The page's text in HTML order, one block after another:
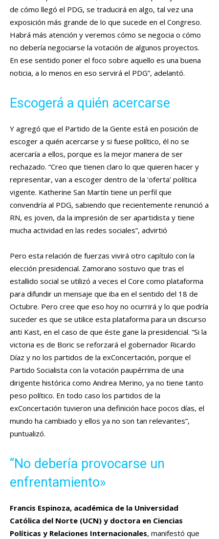
de cómo llegó el PDG, se traducirá en algo, tal vez una
exposición más grande de lo que sucede en el Congreso.
Habrá más atención y veremos cómo se negocia o cómo
no debería negociarse la votación de algunos proyectos.
En ese sentido poner el foco sobre aquello es una buena
noticia, a lo menos en eso servirá el PDG”, adelantó.
Escogerá a quién acercarse
Y agregó que el Partido de la Gente está en posición de
escoger a quién acercarse y si fuese político, él no se
acercaría a ellos, porque es la mejor manera de ser
rechazado. “Creo que tienen claro lo que quieren hacer y
representar, van a escoger dentro de la ‘oferta’ política
vigente. Katherine San Martín tiene un perfil que
convendría al PDG, sabiendo que recientemente renunció a
RN, es joven, da la impresión de ser apartidista y tiene
mucha actividad en las redes sociales”, advirtió
Pero esta relación de fuerzas vivirá otro capítulo con la
elección presidencial. Zamorano sostuvo que tras el
estallido social se utilizó a veces el Core como plataforma
para difundir un mensaje que iba en el sentido del 18 de
Octubre. Pero cree que eso hoy no ocurrirá y lo que podría
suceder es que se utilice esta plataforma para un discurso
anti Kast, en el caso de que éste gane la presidencial. “Si la
victoria es de Boric se reforzará el gobernador Ricardo
Díaz y no los partidos de la exConcertación, porque el
Partido Socialista con la votación paupérrima de una
dirigente histórica como Andrea Merino, ya no tiene tanto
peso político. En todo caso los partidos de la
exConcertación tuvieron una definición hace pocos días, el
mundo ha cambiado y ellos ya no son tan relevantes”,
puntualizó.
“No debería provocarse un
enfrentamiento»
Francis Espinoza, académica de la Universidad
Católica del Norte (UCN) y doctora en Ciencias
Políticas y Relaciones Internacionales, manifestó que